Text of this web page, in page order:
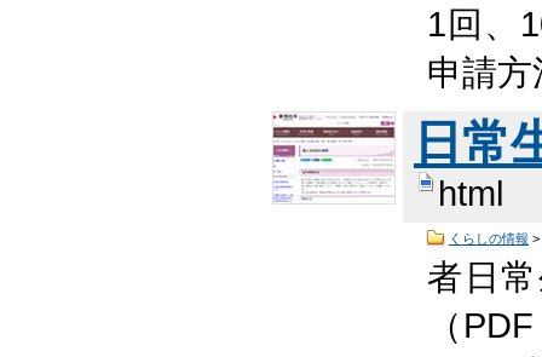
1回、
申請
日常
html
くらしの情報 >
者日
（